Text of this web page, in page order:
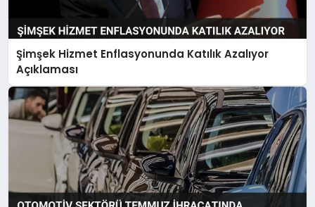
Şimşek Hizmet Enflasyonunda Katılık Azalıyor
Açıklaması